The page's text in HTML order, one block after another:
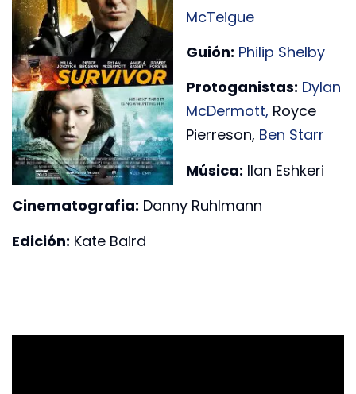
McTeigue
Guión: Philip Shelby
Protoganistas: Dylan
McDermott, Royce
Pierreson, Ben Starr
Música: Ilan Eshkeri
Cinematografia: Danny Ruhlmann
Edición: Kate Baird